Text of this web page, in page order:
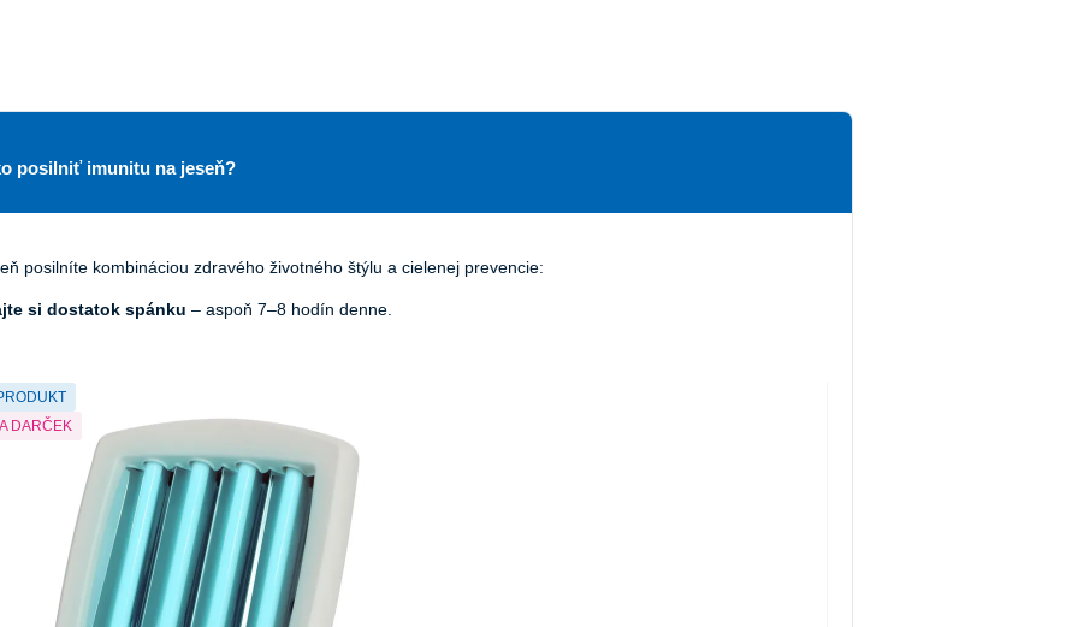
posilniť imunitu na jeseň?
posilníte kombináciou zdravého životného štýlu a cielenej prevencie:
si dostatok spánku – aspoň 7–8 hodín denne.
DARČEK